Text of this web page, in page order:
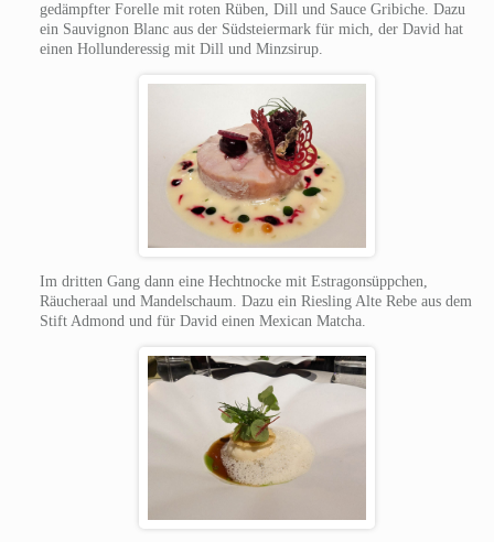
gedämpfter Forelle mit roten Rüben, Dill und Sauce Gribiche. Dazu
ein Sauvignon Blanc aus der Südsteiermark für mich, der David hat
einen Hollunderessig mit Dill und Minzsirup.
Im dritten Gang dann eine Hechtnocke mit Estragonsüppchen,
Räucheraal und Mandelschaum. Dazu ein Riesling Alte Rebe aus dem
Stift Admond und für David einen Mexican Matcha.